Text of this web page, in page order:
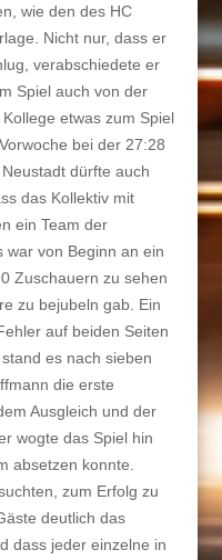
wie den des HC
Nicht nur, dass er
verabschiedete er
Spiel auch von der
etwas zum Spiel
bei der 27:28
dürfte auch
das Kollektiv mit
ein Team der
war von Beginn an ein
Zuschauern zu sehen
zu bejubeln gab. Ein
auf beiden Seiten
es nach sieben
die erste
Ausgleich und der
wogte das Spiel hin
absetzen konnte.
zum Erfolg zu
deutlich das
dass jeder einzelne in